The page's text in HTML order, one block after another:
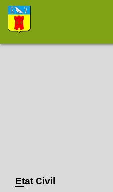
Etat Civil